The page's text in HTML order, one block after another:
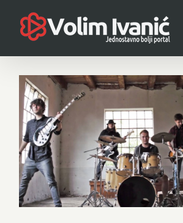
content
View
Larger
Image